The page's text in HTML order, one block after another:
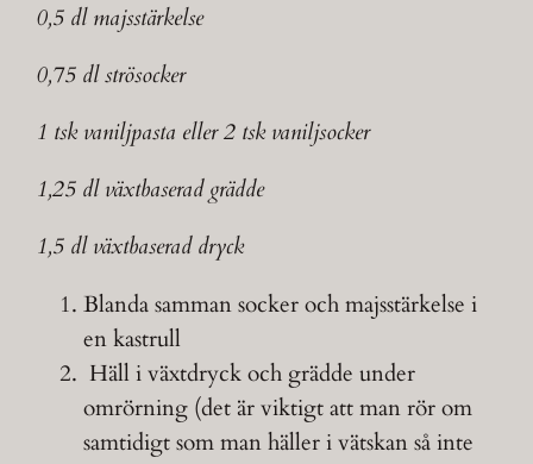
0,5 dl majsstärkelse
0,75 dl strösocker
1 tsk vaniljpasta eller 2 tsk vaniljsocker
1,25 dl växtbaserad grädde
1,5 dl växtbaserad dryck
Blanda samman socker och majsstärkelse i
en kastrull
Häll i växtdryck och grädde under
omrörning (det är viktigt att man rör om
samtidigt som man häller i vätskan så inte